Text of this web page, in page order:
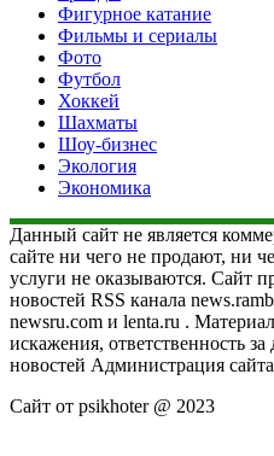
Фигурное катание
Фильмы и сериалы
Фото
Футбол
Хоккей
Шахматы
Шоу-бизнес
Экология
Экономика
Данный сайт не является
сайте ни чего не продают, ни
услуги не оказываются. Сайт
новостей RSS канала
newsru.com и lenta.ru .
искажения, ответственность
новостей Администрация сайта
Сайт от psikhoter @ 2023